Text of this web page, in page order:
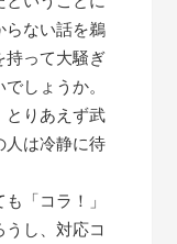
らない話を鵜
持って大騒ぎ
しょうか。
とりあえず武
人は冷静に待
「コラ！」
し、対応コ